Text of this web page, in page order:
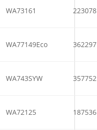
WA73161 223078
WA77149Eco 362297
WA743SYW 357752
WA72125 187536